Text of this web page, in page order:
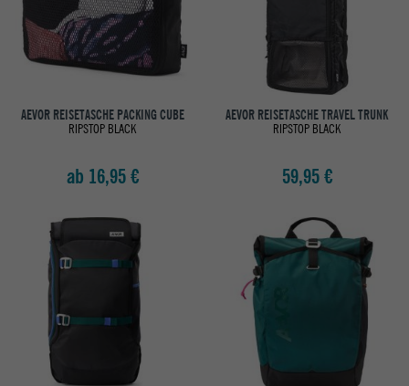
AEVOR REISETASCHE PACKING CUBE
RIPSTOP BLACK
ab 16,95 €
AEVOR REISETASCHE TRAVEL TRUNK
RIPSTOP BLACK
59,95 €